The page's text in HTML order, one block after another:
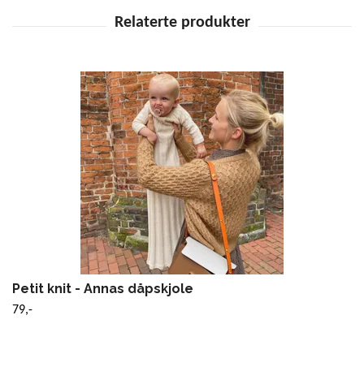
Petit knit - Annas dåpskjole
79,-